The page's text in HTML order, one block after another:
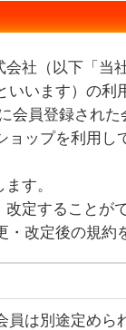
社（以下「当
いいます）の
会員登録され
ョップを利用
す。
定することが
・改定後の規
員は別途定め